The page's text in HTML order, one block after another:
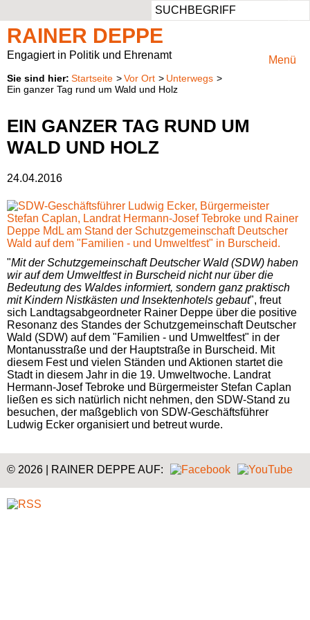
RAINER DEPPE
Engagiert in Politik und Ehrenamt Menü
Startseite Vor Ort
Unterwegs
Ein ganzer Tag rund um Wald und Holz
EIN GANZER TAG RUND UM
WALD UND HOLZ
24.04.2016
"Mit der Schutzgemeinschaft Deutscher Wald (SDW) haben
wir auf dem Umweltfest in Burscheid nicht nur über die
Bedeutung des Waldes informiert, sondern ganz praktisch
mit Kindern Nistkästen und Insektenhotels gebaut", freut
sich Landtagsabgeordneter Rainer Deppe über die positive
Resonanz des Standes der Schutzgemeinschaft Deutscher
Wald (SDW) auf dem "Familien - und Umweltfest" in der
Montanusstraße und der Hauptstraße in Burscheid. Mit
diesem Fest und vielen Ständen und Aktionen startet die
Stadt in diesem Jahr in die 19. Umweltwoche. Landrat
Hermann-Josef Tebroke und Bürgermeister Stefan Caplan
ließen es sich natürlich nicht nehmen, den SDW-Stand zu
besuchen, der maßgeblich von SDW-Geschäftsführer
Ludwig Ecker organisiert und betreut wurde.
© 2026 | RAINER DEPPE AUF:
Aus dem Landtag
Pressemeldungen
Besuchergruppen
Reden
Anträge
Positionspapiere
Wahlprüfsteine
Privater Werdegang
Beruflicher Werdegang
Politischer Werdegang
Aufgaben
Vorsitzender des Regionalrats Köln
Kreistagsabgeordneter
Rheinisch-Bergischer Kreis
Presse & Fotos
Kontaktformular